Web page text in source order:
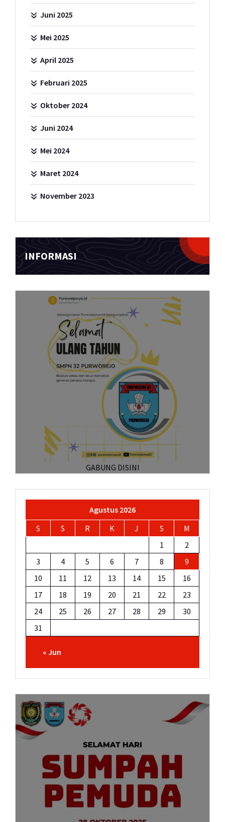
Juni 2025
Mei 2025
April 2025
Februari 2025
Oktober 2024
Juni 2024
Mei 2024
Maret 2024
November 2023
INFORMASI
GABUNG DISINI
Agustus 2026
S
S R K J S
M
1
2
3
4 5 6 7 8
9
10
11 12 13 14 15
16
17
18 19 20 21 22
23
24
25 26 27 28 29
30
31
« Jun